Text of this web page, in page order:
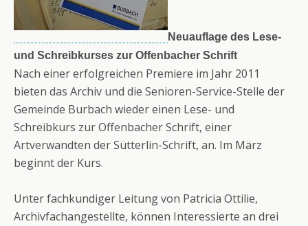
Neuauflage des Lese-
und Schreibkurses zur Offenbacher Schrift
Nach einer erfolgreichen Premiere im Jahr 2011
bieten das Archiv und die Senioren-Service-Stelle der
Gemeinde Burbach wieder einen Lese- und
Schreibkurs zur Offenbacher Schrift, einer
Artverwandten der Sütterlin-Schrift, an. Im März
beginnt der Kurs.
Unter fachkundiger Leitung von Patricia Ottilie,
Archivfachangestellte, können Interessierte an drei